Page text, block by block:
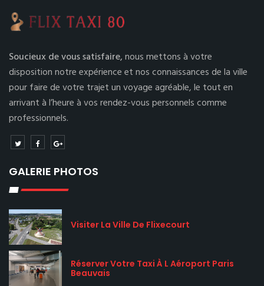
Soucieux de vous satisfaire,nous mettons à votre
disposition notre expérience et nos connaissances de la ville
pour faire de votre trajet un voyage agréable, le tout en
arrivant à l’heure à vos rendez-vous personnels comme
professionnels.
GALERIE PHOTOS
Visiter La Ville De Flixecourt
Réserver Votre Taxi À L Aéroport Paris
Beauvais